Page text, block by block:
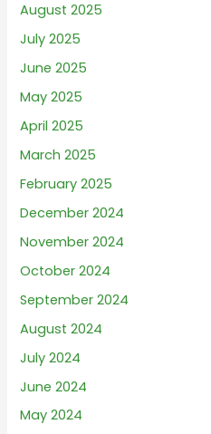
August 2025
July 2025
June 2025
May 2025
April 2025
March 2025
February 2025
December 2024
November 2024
October 2024
September 2024
August 2024
July 2024
June 2024
May 2024